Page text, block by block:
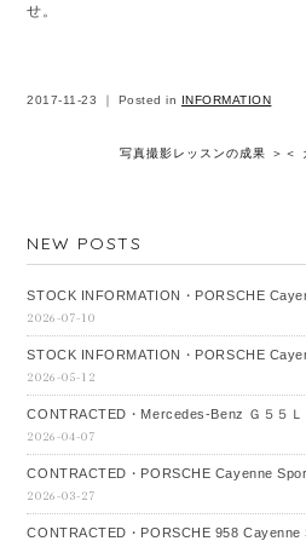
せ。
2017-11-23 ｜ Posted in INFORMATION
＜
写真撮影レッスンの成果 ＞
NEW POSTS
STOCK INFORMATION・PORSCHE
2026-07-10
STOCK INFORMATION・PORSCHE
2026-05-12
CONTRACTED・Mercedes‐Benz Ｇ５５Ｌ
2026-04-07
CONTRACTED・PORSCHE Cayenne
2026-03-27
CONTRACTED・PORSCHE 958